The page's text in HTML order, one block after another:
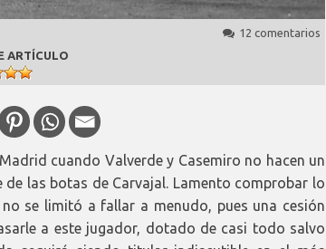
12 comentarios
ARTÍCULO
cuando Valverde y Casemiro no hacen un
las botas de Carvajal. Lamento comprobar lo
se limitó a fallar a menudo, pues una cesión
a este jugador, dotado de casi todo salvo